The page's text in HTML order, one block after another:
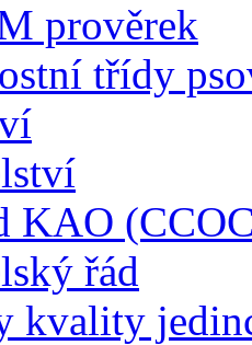
prověrek
třídy
KAO
řád
kvality